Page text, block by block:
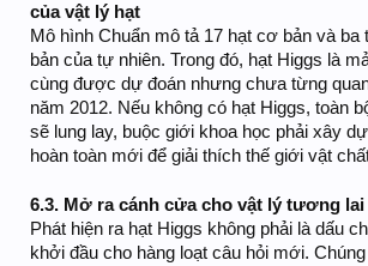
của vật lý hạt
Mô hình Chuẩn mô tả 17 hạt cơ bản và
bản của tự nhiên. Trong đó, hạt Higgs là
cùng được dự đoán nhưng chưa từng
năm 2012. Nếu không có hạt Higgs, toàn
sẽ lung lay, buộc giới khoa học phải xây
hoàn toàn mới để giải thích thế giới vật
6.3. Mở ra cánh cửa cho vật lý tương lai
Phát hiện ra hạt Higgs không phải là dấu
khởi đầu cho hàng loạt câu hỏi mới.